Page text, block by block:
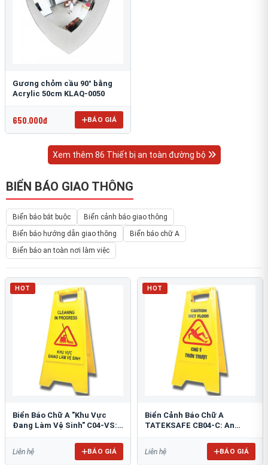
Gương chỏm cầu 90° bằng
Acrylic 50cm KLAQ-0050
650.000đ BÁO GIÁ
Xem thêm 86 Thiết bị an toàn đường bộ
BIỂN BÁO GIAO THÔNG
Biển báo bắt buộc
Biển cảnh báo giao thông
Biển báo hướng dẫn giao thông
Biển báo chữ A
Biển báo an toàn nơi làm việc
HOT
Biển Báo Chữ A "Khu Vực
Đang Làm Vệ Sinh" C04-VS:
Liên hệ BÁO GIÁ
HOT
Biển Cảnh Báo Chữ A
TATEKSAFE CB04-C: An
Liên hệ BÁO GIÁ